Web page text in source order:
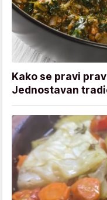
Kako se pravi
Jednostavan